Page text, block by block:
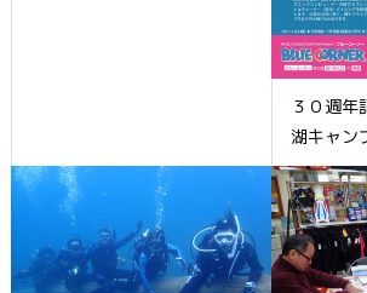
３０週
湖キャン